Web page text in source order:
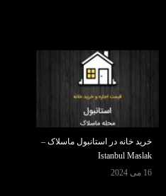
خرید خانه در استانبول ماسلاک –
Istanbul Maslak
16 می 2024